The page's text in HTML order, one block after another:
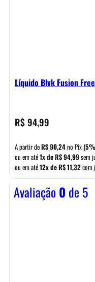
Líquido Blvk Fusion
R$94,99
A partir deR$90,24no Pix
ou em até1x deR$94,99sem
ou em até12x deR$11,32com
Avaliação0 de 5